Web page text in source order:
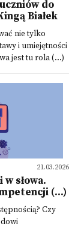
do
Białek
nie tylko
i umiejętności
jest tu rola (...)
21.03.2026
słowa.
(...)
Czy